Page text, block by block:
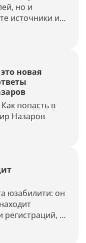
но и
источники и
Создайте
своего
новая
попасть в
Назаров
юзабилити: он
регистраций, и
конверсии.